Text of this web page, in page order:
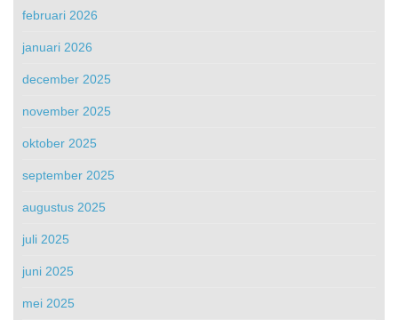
februari 2026
januari 2026
december 2025
november 2025
oktober 2025
september 2025
augustus 2025
juli 2025
juni 2025
mei 2025